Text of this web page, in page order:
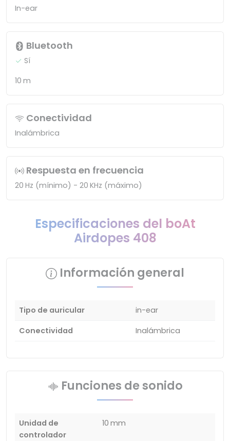
In-ear
Bluetooth
Sí
10 m
Conectividad
Inalámbrica
Respuesta en frecuencia
20 Hz (mínimo) - 20 KHz (máximo)
Especificaciones del boAt
Airdopes 408
Información general
Tipo de auricular
in-ear
Conectividad
Inalámbrica
Funciones de sonido
Unidad de
controlador
10 mm